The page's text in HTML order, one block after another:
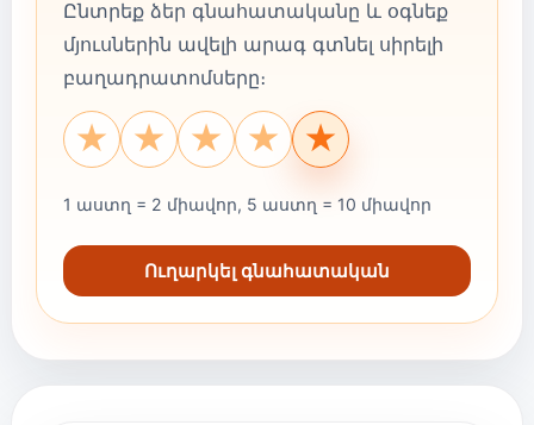
Ընտրեք ձեր գնահատականը և օգնեք
մյուսներին ավելի արագ գտնել սիրելի
բաղադրատոմսերը։
★
★
★
★
★
1 աստղ = 2 միավոր, 5 աստղ = 10 միավոր
Ուղարկել գնահատական